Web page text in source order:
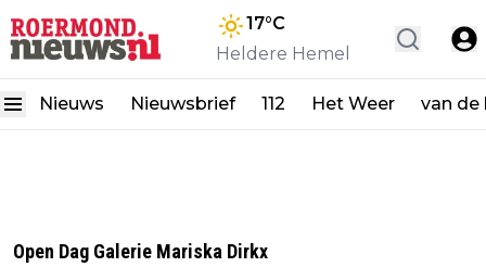
17°C
Heldere Hemel
Nieuws Nieuwsbrief 112 Het Weer van de
Open Dag Galerie Mariska Dirkx